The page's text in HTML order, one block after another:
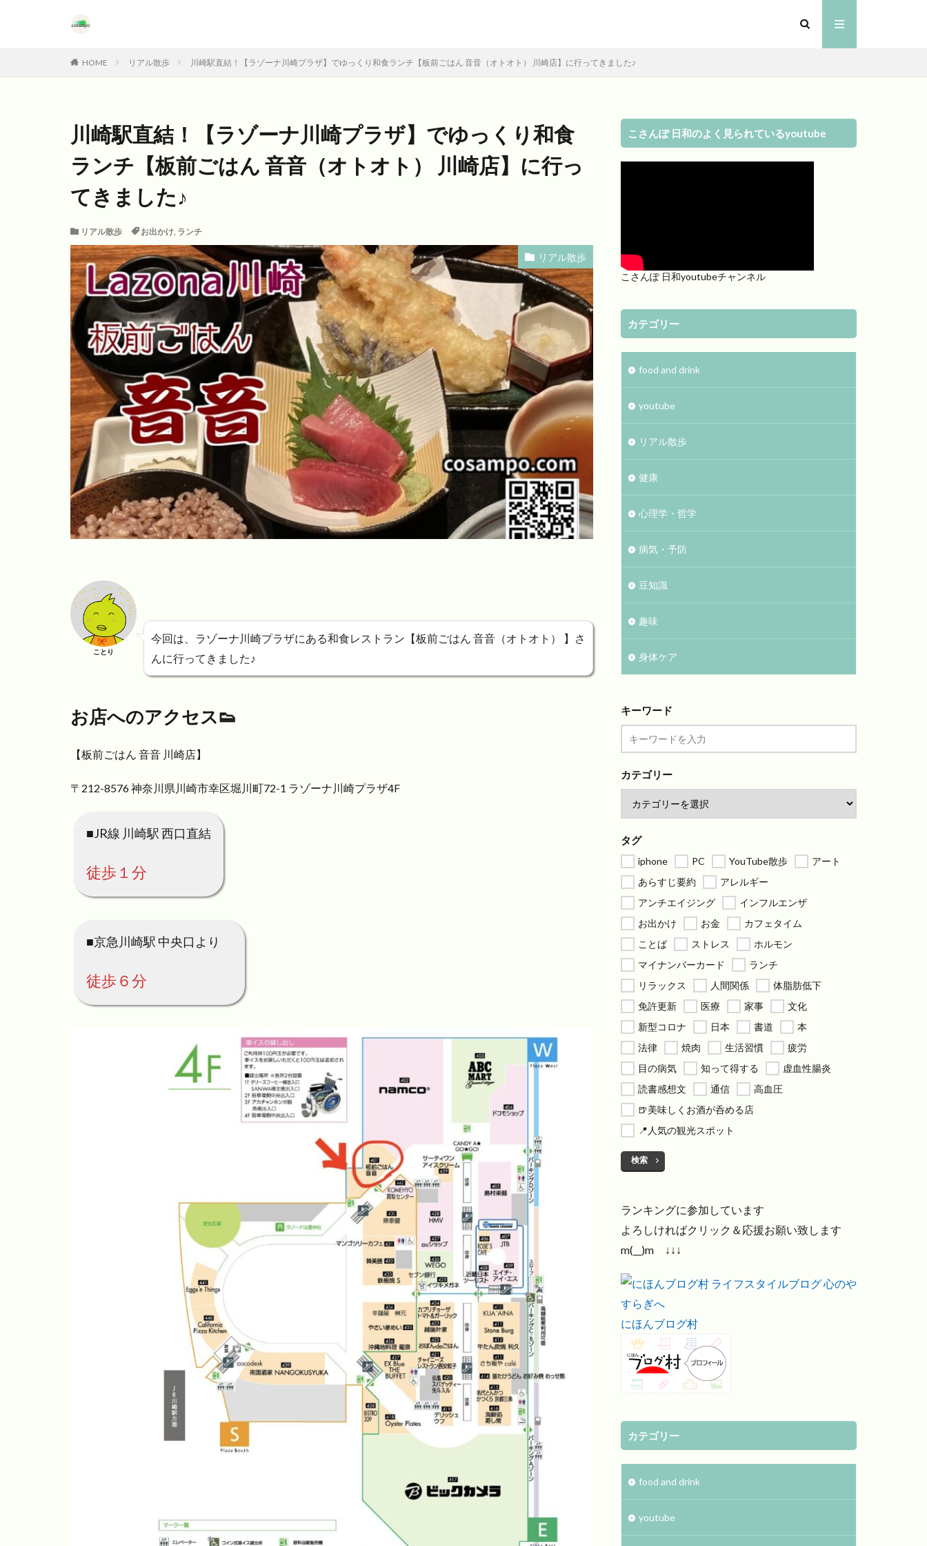
HOME リアル散歩 川崎駅直結！【ラゾーナ川崎プラザ】でゆっくり和食ランチ【板前ごはん 音音（オトオト） 川崎店】に行ってきました♪
川崎駅直結！【ラゾーナ川崎プラザ】でゆっくり和食
ランチ【板前ごはん 音音（オトオト） 川崎店】に行っ
てきました♪
リアル散歩 お出かけ, ランチ
リアル散歩
ことり
今回は、ラゾーナ川崎プラザにある和食レストラン【板前ごはん 音音（オトオト） 】さ
んに行ってきました♪
お店へのアクセス👟
【板前ごはん 音音 川崎店】
〒212-8576 神奈川県川崎市幸区堀川町72-1 ラゾーナ川崎プラザ4F
■JR線 川崎駅 西口直結
徒歩１分
■京急川崎駅 中央口より
徒歩６分
こさんぽ 日和のよく見られているyoutube
こさんぽ 日和youtubeチャンネル
カテゴリー
food and drink
youtube
リアル散歩
健康
心理学・哲学
病気・予防
豆知識
趣味
身体ケア
キーワード
カテゴリー
タグ
iphone PC YouTube散歩
アート
あらすじ要約
アレルギー
アンチエイジング
インフルエンザ
お出かけ
お金
カフェタイム
ことば
ストレス
ホルモン
マイナンバーカード
ランチ
リラックス
人間関係
体脂肪低下
免許更新
医療 家事
文化
新型コロナ
日本 書道
本
法律
焼肉 生活習慣
疲労
目の病気
知って得する
虚血性腸炎
読書感想文
通信
高血圧
🍺美味しくお酒が呑める店
📍人気の観光スポット
検索
ランキングに参加しています
よろしければクリック＆応援お願い致します
m(__)m ↓↓↓
にほんブログ村
カテゴリー
food and drink
youtube